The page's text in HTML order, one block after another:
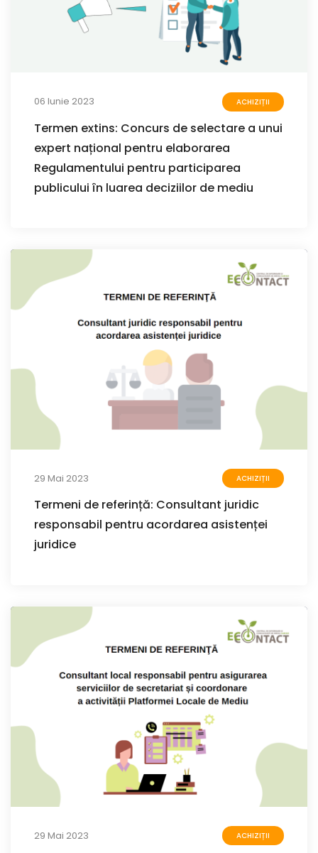
06 Iunie 2023 ACHIZIȚII
Termen extins: Concurs de selectare a unui
expert național pentru elaborarea
Regulamentului pentru participarea
publicului în luarea deciziilor de mediu
29 Mai 2023 ACHIZIȚII
Termeni de referință: Consultant juridic
responsabil pentru acordarea asistenței
juridice
29 Mai 2023 ACHIZIȚII